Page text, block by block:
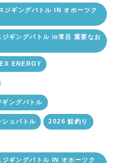
ギングバトル IN オホーツク
ギングバトル in常呂 重要なお
ENERGY
ングバトル
ュバトル 2026 鮭釣り
ギングバトル IN オホーツク